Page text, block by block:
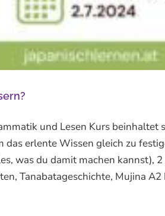
und Lesen Kurs beinhaltet
das erlente Wissen gleich zu
was du damit machen kannst),
Tanabatageschichte, Mujina